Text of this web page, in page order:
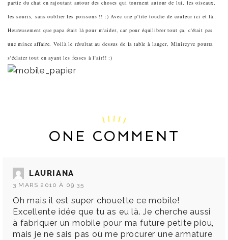
partie du chat en rajoutant autour des choses qui tournent autour de lui, les oiseaux,
les souris, sans oublier les poissons !! :) Avec une p'tite touche de couleur ici et là.
Heureusement que papa était là pour m'aider, car pour équilibrer tout ça, c'était pas
une mince affaire. Voilà le résultat au dessus de la table à langer, Minireyve pourra
s'éclater tout en ayant les fesses à l'air!! :)
ONE COMMENT
LAURIANA
3 MARS 2010 À 09:35
Oh mais il est super chouette ce mobile!
Excellente idée que tu as eu là. Je cherche aussi
à fabriquer un mobile pour ma future petite piou,
mais je ne sais pas où me procurer une armature